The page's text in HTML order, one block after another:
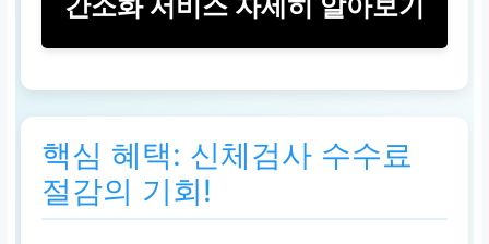
별도 신체검사 없이 간
편하게 적성검사 완료
핵심 혜택: 신체검사 수수료
절감의 기회!